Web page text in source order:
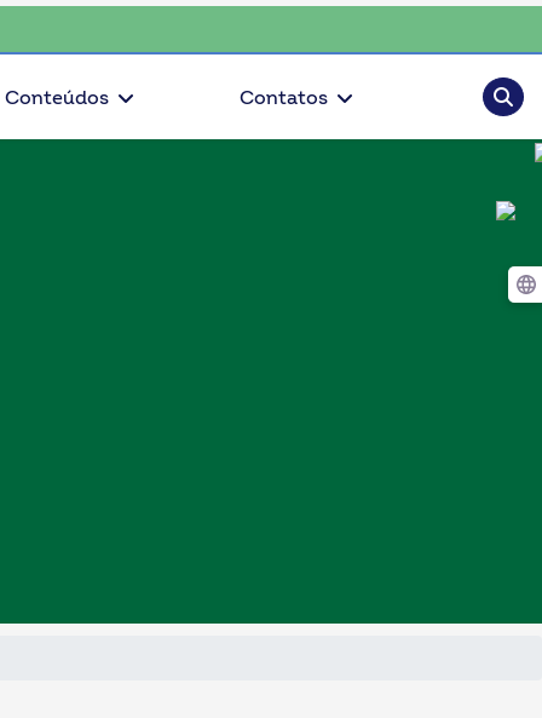
Conteúdos Contatos